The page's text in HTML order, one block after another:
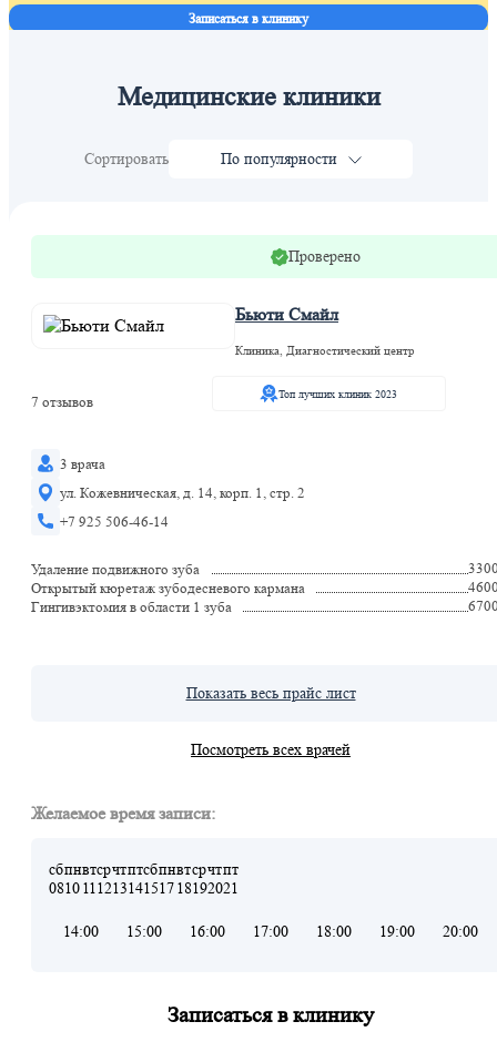
Записаться в клинику
Медицинские клиники
Сортировать По популярности
Проверено
Бьюти Смайл
Клиника, Диагностический центр
7 отзывов
Топ лучших клиник 2023
3 врача
ул. Кожевническая, д. 14, корп. 1, стр. 2
+7 925 506-46-14
Удаление подвижного зуба
Открытый кюретаж зубодесневого кармана
Гингивэктомия в области 1 зуба
Показать весь прайс лист
Посмотреть всех врачей
Желаемое время записи:
сб
08
пн
10
вт
11
ср
12
чт
13
пт
14
сб
15
пн
17
вт
18
ср
19
чт
20
пт
21
14:00 15:00 16:00 17:00 18:00 19:00 20:00
Записаться в клинику